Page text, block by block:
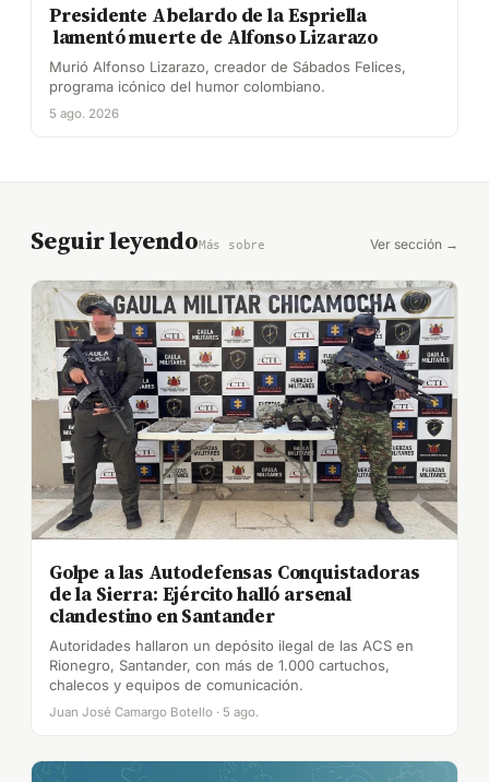
Presidente Abelardo de la Espriella
lamentó muerte de Alfonso Lizarazo
Murió Alfonso Lizarazo, creador de Sábados Felices,
programa icónico del humor colombiano.
5 ago. 2026
Seguir leyendoMás sobre Ver sección →
Golpe a las Autodefensas Conquistadoras
de la Sierra: Ejército halló arsenal
clandestino en Santander
Autoridades hallaron un depósito ilegal de las ACS en
Rionegro, Santander, con más de 1.000 cartuchos,
chalecos y equipos de comunicación.
Juan José Camargo Botello · 5 ago.